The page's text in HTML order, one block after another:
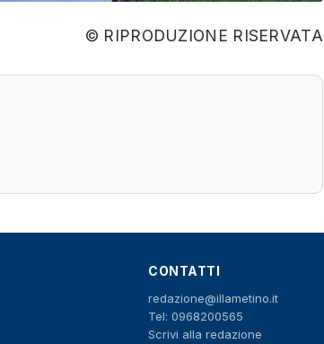
© RIPRODUZIONE RISERVATA
CONTATTI
redazione@illametino.it
Tel: 0968200565
Scrivi alla redazione